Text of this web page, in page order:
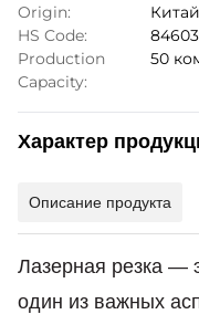
Origin:
Китай
HS Code:
Production
Capacity:
50
Характер
Описание продукта
Лазерная резка —
один из важных